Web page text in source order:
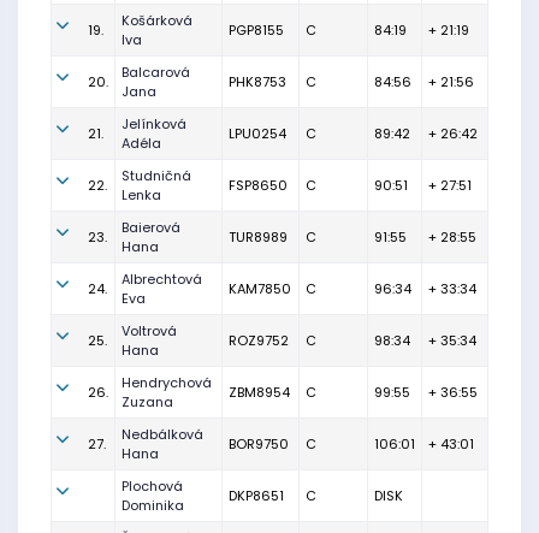
19.
Košárková
Iva
PGP8155 C 84:19 + 21:19
20.
Balcarová
Jana
PHK8753 C 84:56 + 21:56
21.
Jelínková
Adéla
LPU0254 C 89:42 + 26:42
22.
Studničná
Lenka
FSP8650 C 90:51 + 27:51
23.
Baierová
Hana
TUR8989 C 91:55 + 28:55
24.
Albrechtová
Eva
KAM7850 C 96:34 + 33:34
25.
Voltrová
Hana
ROZ9752 C 98:34 + 35:34
26.
Hendrychová
Zuzana
ZBM8954 C 99:55 + 36:55
27.
Nedbálková
Hana
BOR9750 C 106:01 + 43:01
Plochová
Dominika
DKP8651 C DISK